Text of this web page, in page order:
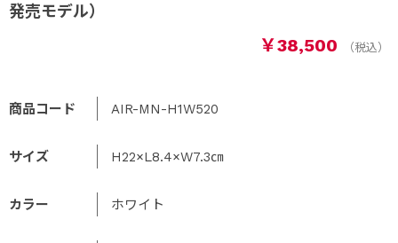
発売モデル）
￥38,500
商品コード AIR-MN-H1W520
サイズ H22×L8.4×W7.3㎝
カラー ホワイト